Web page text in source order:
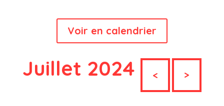
Voir en calendrier
Juillet 2024 < >